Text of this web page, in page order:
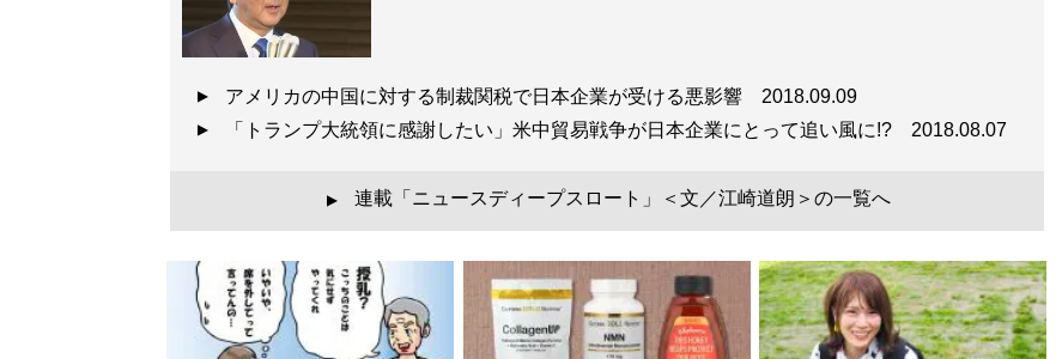
記事一覧へ
アメリカの中国に対する制裁関税で日本企業が受ける悪影響 2018.09.09
「トランプ大統領に感謝したい」米中貿易戦争が日本企業にとって追い風に!? 2018.08.07
▲ 連載「ニュースディープスロート」＜文／江崎道朗＞の一覧へ